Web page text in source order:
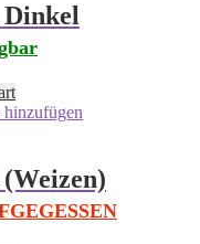
hinzufügen